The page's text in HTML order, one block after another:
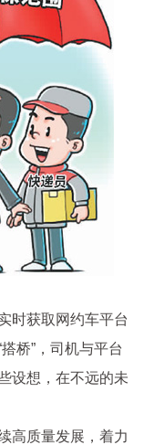
时获取网约车平台
桥”，司机与平台
设想，在不远的未
高质量发展，着力